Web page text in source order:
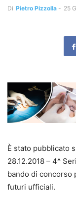
Di Pietro Pizzolla - 25
È stato pubblicato
28.12.2018 – 4^
bando di concorso
futuri ufficiali.